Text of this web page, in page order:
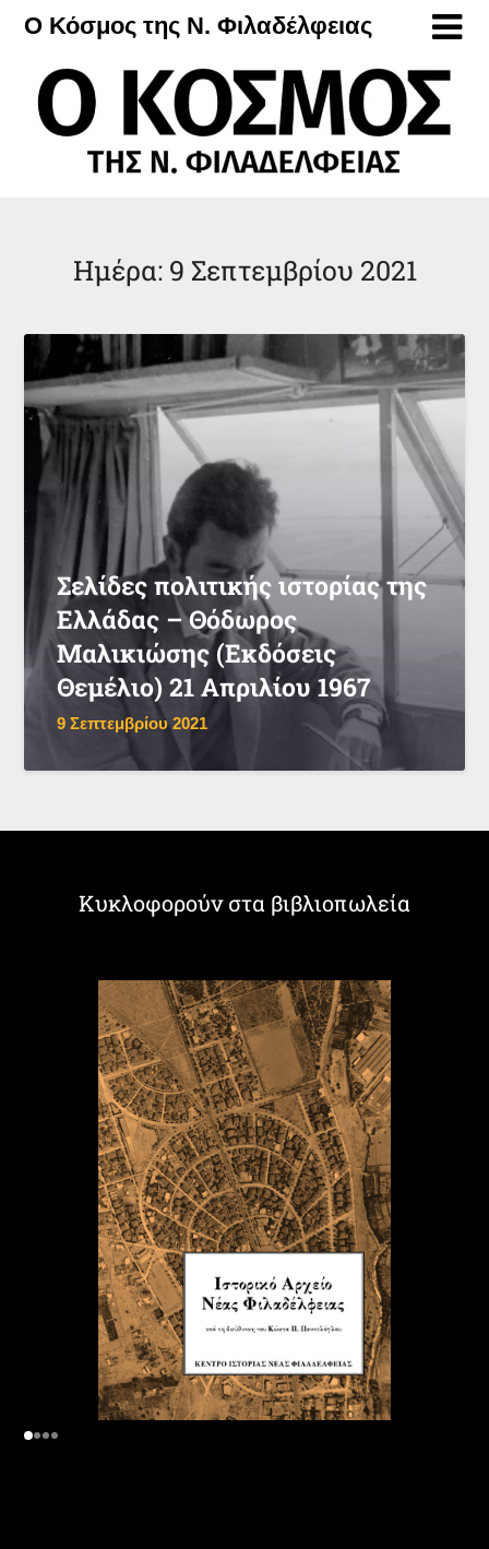
Μετάβαση
περιεχόμενο
Ο Κόσμος της Ν. Φιλαδέλφειας
Ημέρα: 9 Σεπτεμβρίου 2021
Σελίδες πολιτικής ιστορίας της
Ελλάδας – Θόδωρος
Μαλικιώσης (Εκδόσεις
Θεμέλιο) 21 Απριλίου 1967
9 Σεπτεμβρίου 2021
Κυκλοφορούν στα βιβλιοπωλεία